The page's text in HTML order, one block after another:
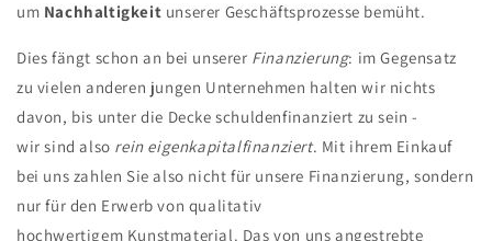
um Nachhaltigkeit unserer Geschäftsprozesse bemüht.
Dies fängt schon an bei unserer Finanzierung: im Gegensatz
zu vielen anderen jungen Unternehmen halten wir nichts
davon, bis unter die Decke schuldenfinanziert zu sein -
wir sind also rein eigenkapitalfinanziert. Mit ihrem Einkauf
bei uns zahlen Sie also nicht für unsere Finanzierung, sondern
nur für den Erwerb von qualitativ
hochwertigem Kunstmaterial. Das von uns angestrebte